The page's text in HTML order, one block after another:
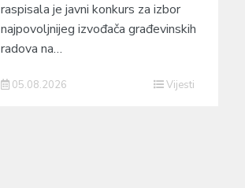
raspisala je javni konkurs za izbor
najpovoljnijeg izvođača građevinskih
radova na…
05.08.2026 Vijesti